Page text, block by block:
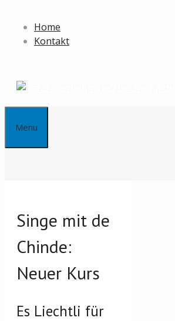
Inhalt
Home
Kontakt
Menu
Singe mit de
Chinde:
Neuer Kurs
Es Liechtli für